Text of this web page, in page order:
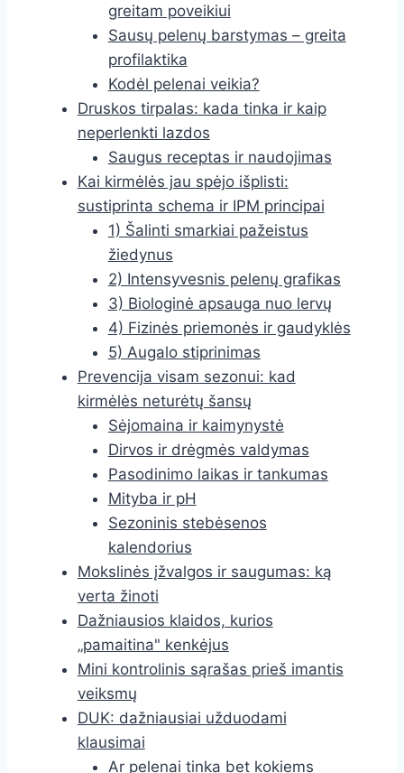
greitam poveikiui
Sausų pelenų barstymas – greita
profilaktika
Kodėl pelenai veikia?
Druskos tirpalas: kada tinka ir kaip
neperlenkti lazdos
Saugus receptas ir naudojimas
Kai kirmėlės jau spėjo išplisti:
sustiprinta schema ir IPM principai
1) Šalinti smarkiai pažeistus
žiedynus
2) Intensyvesnis pelenų grafikas
3) Biologinė apsauga nuo lervų
4) Fizinės priemonės ir gaudyklės
5) Augalo stiprinimas
Prevencija visam sezonui: kad
kirmėlės neturėtų šansų
Sėjomaina ir kaimynystė
Dirvos ir drėgmės valdymas
Pasodinimo laikas ir tankumas
Mityba ir pH
Sezoninis stebėsenos
kalendorius
Mokslinės įžvalgos ir saugumas: ką
verta žinoti
Dažniausios klaidos, kurios
„pamaitina" kenkėjus
Mini kontrolinis sąrašas prieš imantis
veiksmų
DUK: dažniausiai užduodami
klausimai
Ar pelenai tinka bet kokiems